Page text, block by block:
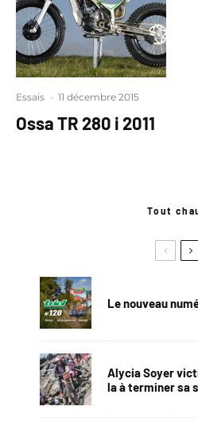
Essais · 11 décembre 2015
Ossa TR 280 i 2011
Tout
Le nouveau
Alycia Soyer
la à terminer sa